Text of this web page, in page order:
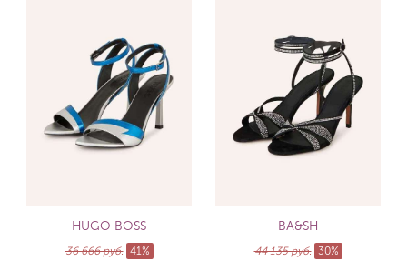
HUGO BOSS
36 666 руб. 41%
BA&SH
44 135 руб. 30%